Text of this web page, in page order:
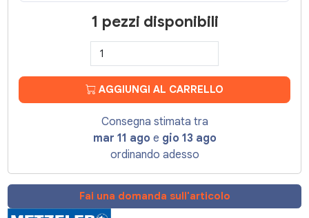
1 pezzi disponibili
AGGIUNGI AL CARRELLO
Consegna stimata tra
mar 11 ago e gio 13 ago
ordinando adesso
Fai una domanda sull'articolo